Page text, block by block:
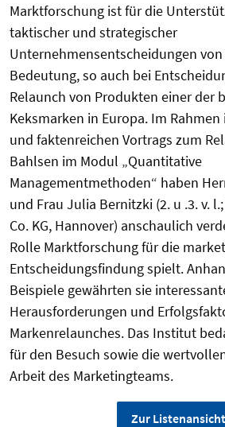
Marktforschung ist für die
taktischer und strategischer
Unternehmensentscheidungen
Bedeutung, so auch bei
Relaunch von Produkten einer der
Keksmarken in Europa. Im
und faktenreichen Vortrags zum
Bahlsen im Modul „Quantitative
Managementmethoden“ haben
und Frau Julia Bernitzki (2. u .3. v.
Co. KG, Hannover) anschaulich
Rolle Marktforschung für die
Entscheidungsfindung spielt.
Beispiele gewährten sie
Herausforderungen und
Markenrelaunches. Das Institut
für den Besuch sowie die
Arbeit des Marketingteams.
Zur Listenansicht